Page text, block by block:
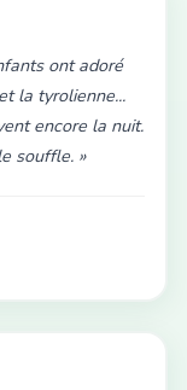
ont adoré
la tyrolienne...
encore la nuit.
souffle. »